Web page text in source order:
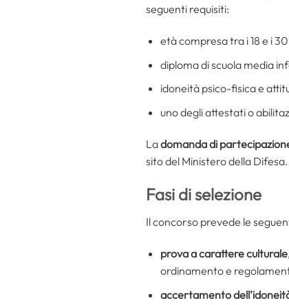
seguenti requisiti:
età compresa tra i 18 e i
diploma di scuola media
idoneità psico-fisica e
uno degli attestati o
Ladomanda di
sito del Ministero della Difesa.
Fasi di selezione
Il concorso prevede le
prova a carattere
ordinamento e
accertamento